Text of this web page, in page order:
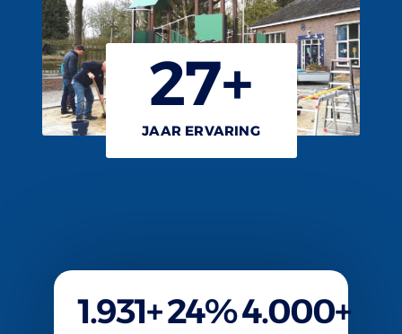
JAAR ERVARING
27+
1.931+24%4.000+